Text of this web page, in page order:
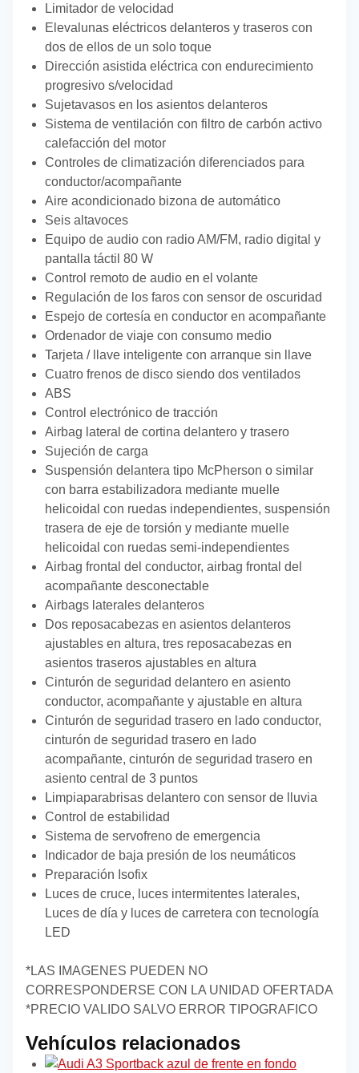
Limitador de velocidad
Elevalunas eléctricos delanteros y traseros con
dos de ellos de un solo toque
Dirección asistida eléctrica con endurecimiento
progresivo s/velocidad
Sujetavasos en los asientos delanteros
Sistema de ventilación con filtro de carbón activo
calefacción del motor
Controles de climatización diferenciados para
conductor/acompañante
Aire acondicionado bizona de automático
Seis altavoces
Equipo de audio con radio AM/FM, radio digital y
pantalla táctil 80 W
Control remoto de audio en el volante
Regulación de los faros con sensor de oscuridad
Espejo de cortesía en conductor en acompañante
Ordenador de viaje con consumo medio
Tarjeta / llave inteligente con arranque sin llave
Cuatro frenos de disco siendo dos ventilados
ABS
Control electrónico de tracción
Airbag lateral de cortina delantero y trasero
Sujeción de carga
Suspensión delantera tipo McPherson o similar
con barra estabilizadora mediante muelle
helicoidal con ruedas independientes, suspensión
trasera de eje de torsión y mediante muelle
helicoidal con ruedas semi-independientes
Airbag frontal del conductor, airbag frontal del
acompañante desconectable
Airbags laterales delanteros
Dos reposacabezas en asientos delanteros
ajustables en altura, tres reposacabezas en
asientos traseros ajustables en altura
Cinturón de seguridad delantero en asiento
conductor, acompañante y ajustable en altura
Cinturón de seguridad trasero en lado conductor,
cinturón de seguridad trasero en lado
acompañante, cinturón de seguridad trasero en
asiento central de 3 puntos
Limpiaparabrisas delantero con sensor de lluvia
Control de estabilidad
Sistema de servofreno de emergencia
Indicador de baja presión de los neumáticos
Preparación Isofix
Luces de cruce, luces intermitentes laterales,
Luces de día y luces de carretera con tecnología
LED
*LAS IMAGENES PUEDEN NO
CORRESPONDERSE CON LA UNIDAD OFERTADA
*PRECIO VALIDO SALVO ERROR TIPOGRAFICO
Vehículos relacionados